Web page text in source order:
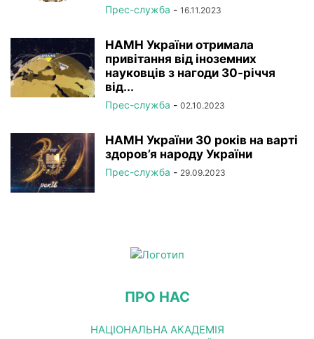
Прес-служба - 16.11.2023
НАМН України отримала
привітання від іноземних
науковців з нагоди 30-річчя
від...
Прес-служба - 02.10.2023
НАМН України 30 років на варті
здоров’я народу України
Прес-служба - 29.09.2023
ПРО НАС
НАЦІОНАЛЬНА АКАДЕМІЯ